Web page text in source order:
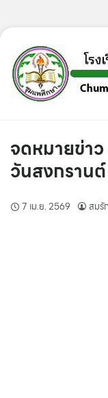
content
จดหมายข่า
วันสงกราน
7 เม.ย. 2569 สมรั